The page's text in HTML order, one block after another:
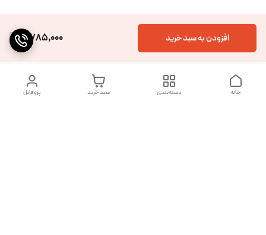
4,785,000 افزودن به سبد خرید
پروفایل سبد خرید دسته‌بندی خانه